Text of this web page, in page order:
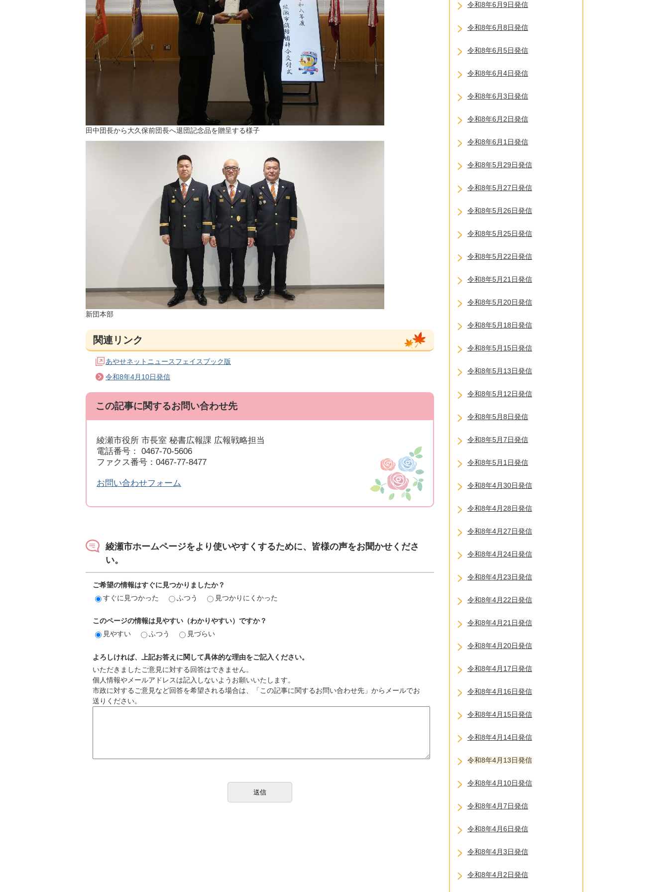
田中団長から大久保前団長へ退団記念品を贈呈する様子
新団本部
関連リンク
あやせネットニュースフェイスブック版
令和8年4月10日発信
この記事に関するお問い合わせ先
綾瀬市役所 市長室 秘書広報課 広報戦略担当
電話番号： 0467-70-5606
ファクス番号：0467-77-8477
お問い合わせフォーム
綾瀬市ホームページをより使いやすくするために、皆様の声をお聞かせくださ
い。
ご希望の情報はすぐに見つかりましたか？
すぐに見つかった
ふつう 見つかりにくかった
このページの情報は見やすい（わかりやすい）ですか？
見やすい
ふつう 見づらい
よろしければ、上記お答えに関して具体的な理由をご記入ください。
いただきましたご意見に対する回答はできません。
個人情報やメールアドレスは記入しないようお願いいたします。
市政に対するご意見など回答を希望される場合は、「この記事に関するお問い合わせ先」からメールでお
送りください。
令和8年6月9日発信
令和8年6月8日発信
令和8年6月5日発信
令和8年6月4日発信
令和8年6月3日発信
令和8年6月2日発信
令和8年6月1日発信
令和8年5月29日発信
令和8年5月27日発信
令和8年5月26日発信
令和8年5月25日発信
令和8年5月22日発信
令和8年5月21日発信
令和8年5月20日発信
令和8年5月18日発信
令和8年5月15日発信
令和8年5月13日発信
令和8年5月12日発信
令和8年5月8日発信
令和8年5月7日発信
令和8年5月1日発信
令和8年4月30日発信
令和8年4月28日発信
令和8年4月27日発信
令和8年4月24日発信
令和8年4月23日発信
令和8年4月22日発信
令和8年4月21日発信
令和8年4月20日発信
令和8年4月17日発信
令和8年4月16日発信
令和8年4月15日発信
令和8年4月14日発信
令和8年4月13日発信
令和8年4月10日発信
令和8年4月7日発信
令和8年4月6日発信
令和8年4月3日発信
令和8年4月2日発信